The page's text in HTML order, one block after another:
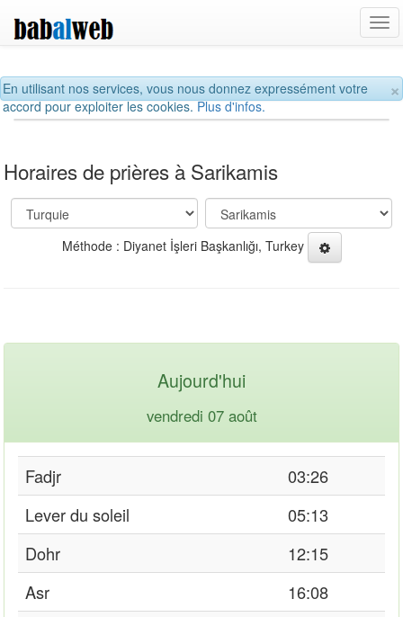
×
En utilisant nos services, vous nous donnez expressément votre
accord pour exploiter les cookies.Plus d'infos.
Horaires de prières à Sarikamis
Méthode : Diyanet İşleri Başkanlığı, Turkey
Aujourd'hui
vendredi 07 août
Fadjr
03:26
Lever du soleil
05:13
Dohr
12:15
Asr
16:08